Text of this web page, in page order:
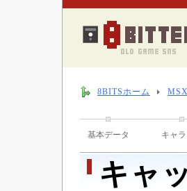
8BITSホーム
基本データ キャ
キャ